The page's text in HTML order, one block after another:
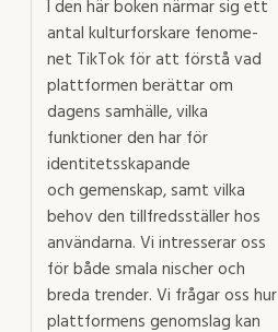
I den här boken närmar sig ett
antal kulturforskare fenome-
net TikTok för att förstå vad
plattformen berättar om
dagens samhälle, vilka
funktioner den har för
identitetsskapande
och gemenskap, samt vilka
behov den tillfredsställer hos
användarna. Vi intresserar oss
för både smala nischer och
breda trender. Vi frågar oss hur
plattformens genomslag kan